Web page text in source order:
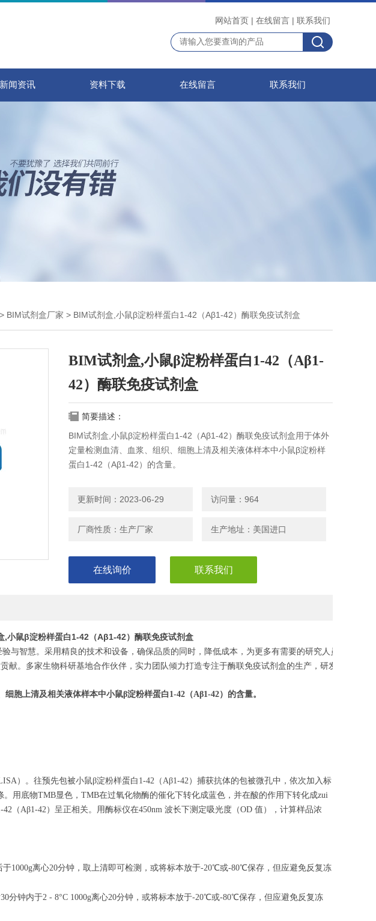
网站首页 | 在线留言 | 联系我们
新闻资讯 资料下载 在线留言 联系我们
> BIM试剂盒厂家 > BIM试剂盒,小鼠β淀粉样蛋白1-42（Aβ1-42）酶联免疫试剂盒
BIM试剂盒,小鼠β淀粉样蛋白1-42（Aβ1-
42）酶联免疫试剂盒
简要描述：
BIM试剂盒,小鼠β淀粉样蛋白1-42（Aβ1-42）酶联免疫试剂盒用于体外
定量检测血清、血浆、组织、细胞上清及相关液体样本中小鼠β淀粉样
蛋白1-42（Aβ1-42）的含量。
更新时间：2023-06-29 访问量：964
厂商性质：生产厂家 生产地址：美国进口
在线询价 联系我们
,小鼠β淀粉样蛋白1-42（Aβ1-42）酶联免疫试剂盒
与智慧。采用精良的技术和设备，确保品质的同时，降低成本，为更多有需要的研究人员，节省实
献。多家生物科研基地合作伙伴，实力团队倾力打造专注于酶联免疫试剂盒的生产，研发，助力您
细胞上清及相关液体样本中小鼠β淀粉样蛋白1-42 （Aβ1-42）的含量。
）。往预先包被小鼠β淀粉样蛋白1-42（Aβ1-42）捕获抗体的包被微孔中，依次加入标
用底物TMB显色，TMB在过氧化物酶的催化下转化成蓝色，并在酸的作用下转化成zui
（Aβ1-42）呈正相关。用酶标仪在450nm 波长下测定吸光度（OD 值），计算样品浓
1000g离心20分钟，取上清即可检测，或将标本放于-20℃或-80℃保存，但应避免反复冻
分钟内于2 - 8°C 1000g离心20分钟，或将标本放于-20℃或-80℃保存，但应避免反复冻